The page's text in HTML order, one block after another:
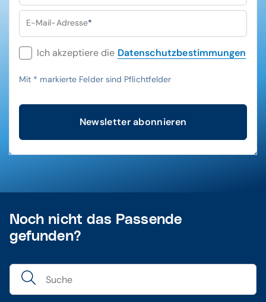
E-Mail-Adresse*
Ich akzeptiere die Datenschutzbestimmungen
Mit * markierte Felder sind Pflichtfelder
Newsletter abonnieren
Noch nicht das Passende
gefunden?